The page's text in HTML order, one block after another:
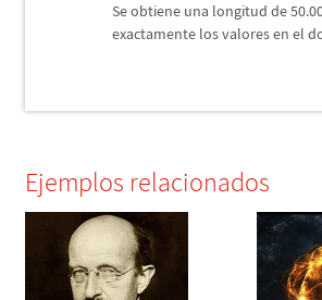
Se obtiene una longitud de
exactamente los valores en el
Ejemplos relacionados